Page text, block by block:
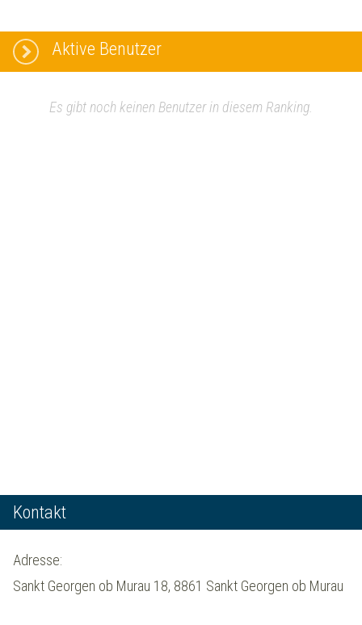
Aktive Benutzer
Es gibt noch keinen Benutzer in diesem Ranking.
Kontakt
Adresse:
Sankt Georgen ob Murau 18, 8861 Sankt Georgen ob Murau